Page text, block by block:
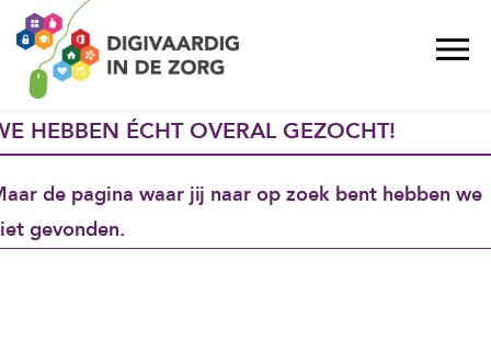
HEBBEN ÉCHT OVERAL GEZOCHT!
de pagina waar jij naar op zoek bent hebben we
gevonden.